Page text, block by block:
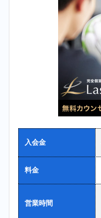
入会金
料金
営業時間